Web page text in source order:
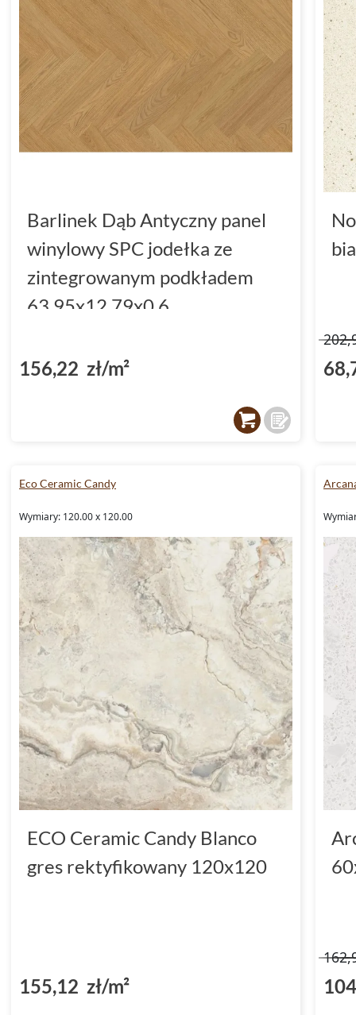
Barlinek Dąb Antyczny panel
winylowy SPC jodełka ze
zintegrowanym podkładem
63.95x12.79x0.6
156,22 zł/m²
Eco Ceramic Candy
Wymiary: 120.00 x 120.00
ECO Ceramic Candy Blanco
gres rektyfikowany 120x120
155,12 zł/m²